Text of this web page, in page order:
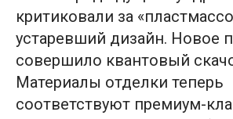
критиковали за
устаревший дизайн. Новое
совершило квантовый
Материалы отделки теперь
соответствуют премиум-